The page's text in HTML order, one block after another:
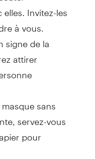
Invitez-les
à vous.
signe de la
attirer
sans
servez-vous
pour